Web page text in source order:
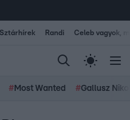
Sztárhírek Randi Celeb vagyok,
# Most Wanted #Gallusz